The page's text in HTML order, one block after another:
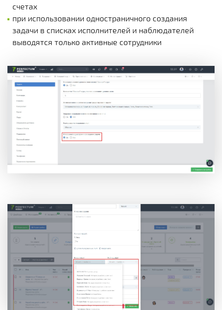
счетах
при использовании одностраничного создания
задачи в списках исполнителей и наблюдателей
выводятся только активные сотрудники